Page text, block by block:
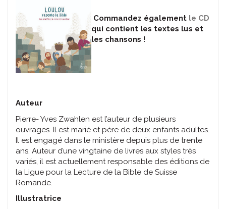
Commandez également le CD
qui contient les textes lus et
les chansons !
Auteur
Pierre- Yves Zwahlen est l’auteur de plusieurs
ouvrages. Il est marié et père de deux enfants adultes.
Il est engagé dans le ministère depuis plus de trente
ans. Auteur d’une vingtaine de livres aux styles très
variés, il est actuellement responsable des éditions de
la Ligue pour la Lecture de la Bible de Suisse
Romande.
Illustratrice